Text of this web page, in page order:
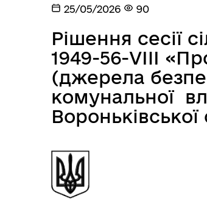
25/05/2026 90
Рішення сесії
1949-56-VIII
(джерела
комунальної
Вороньківської